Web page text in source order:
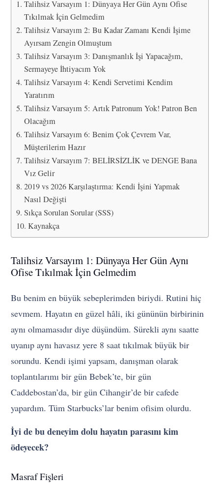
Talihsiz Varsayım 1: Dünyaya Her Gün Aynı Ofise
Tıkılmak İçin Gelmedim
Talihsiz Varsayım 2: Bu Kadar Zamanı Kendi İşime
Ayırsam Zengin Olmuştum
Talihsiz Varsayım 3: Danışmanlık İşi Yapacağım,
Sermayeye İhtiyacım Yok
Talihsiz Varsayım 4: Kendi Servetimi Kendim
Yaratırım
Talihsiz Varsayım 5: Artık Patronum Yok! Patron Ben
Olacağım
Talihsiz Varsayım 6: Benim Çok Çevrem Var,
Müşterilerim Hazır
Talihsiz Varsayım 7: BELİRSİZLİK ve DENGE Bana
Vız Gelir
2019 vs 2026 Karşılaştırma: Kendi İşini Yapmak
Nasıl Değişti
Sıkça Sorulan Sorular (SSS)
Kaynakça
Talihsiz Varsayım 1: Dünyaya Her Gün Aynı
Ofise Tıkılmak İçin Gelmedim
Bu benim en büyük sebeplerimden biriydi. Rutini hiç
sevmem. Hayatın en güzel hâli, iki gününün birbirinin
aynı olmamasıdır diye düşündüm. Sürekli aynı saatte
uyanıp aynı havasız yere 8 saat tıkılmak büyük bir
sorundu. Kendi işimi yapsam, danışman olarak
toplantılarımı bir gün Bebek’te, bir gün
Caddebostan’da, bir gün Cihangir’de bir cafede
yapardım. Tüm Starbucks’lar benim ofisim olurdu.
İyi de bu deneyim dolu hayatın parasını kim
ödeyecek?
Masraf Fişleri